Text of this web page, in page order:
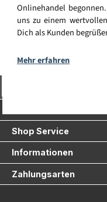
Onlinehandel
uns zu einem
Dich als Kunden
Mehr erfahren
Shop Service
Informationen
Zahlungsarten